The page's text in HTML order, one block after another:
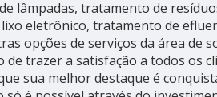
lâmpadas, tratamento de
eletrônico, tratamento de
opções de serviços da área de
de trazer a satisfação a todos os
sua melhor destaque é